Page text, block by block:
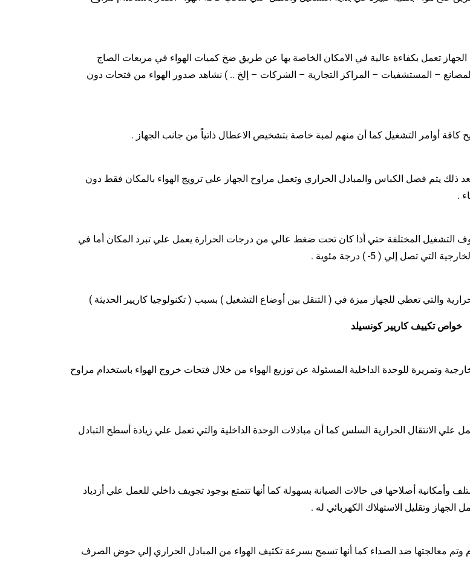
الجهاز تعمل بكفاءة عالية في الامكان الخاصة بها عن طريق ضخ كميات الهواء في مربعات الصاج
– المستشفيات – المراكز التجارية – الشركات – إلخ .. ) نشاهد صدور الهواء من فتحات دون
ذلك يتم فصل الكباس والمبادل الحراري وتعمل مراوح الجهاز علي ترويج الهواء بالمكان فقط دون
.
وبذالك فأن الجهاز يتحمل ظروف التشغيل المختلفة حتي أذا كان تحت ضغط عالي من درجات الحرارة يعمل علي تبرد المكان أما في
تصل إلي ( 5- ) درجة مئوية .
والتي تعطي للجهاز ميزة في ( التنقل بين أوضاع التشغيل ) بسبب ( تكنولوجيا كاريير الحديثة )
خواص تكييف كاريير كونسيلد
وتمريرة للوحدة الداخلية المسئولة عن توزيع الهواء من خلال فتحات خروج الهواء باستخدام مراوح
علي الانتقال الحرارية السلس كما أن مبادلات الوحدة الداخلية والتي تعمل علي زيادة أسطح التبادل
وأمكانية أصلاحها في حالات الصيانة بسهولة كما أنها تتمتع بوجود تجويف داخلي للعمل علي أزدياد
الجهاز وتقليل الاستهلاك الكهربائي له .
وتم معالجتها ضد الصداء كما أنها تسمح بسرعة تكثيف الهواء من المبادل الحراري إلي حوض الصرف